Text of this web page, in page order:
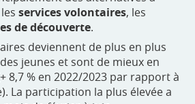
services volontaires, les
de découverte.
deviennent de plus en plus
jeunes et sont de mieux en
8,7 % en 2022/2023 par rapport à
La participation la plus élevée a